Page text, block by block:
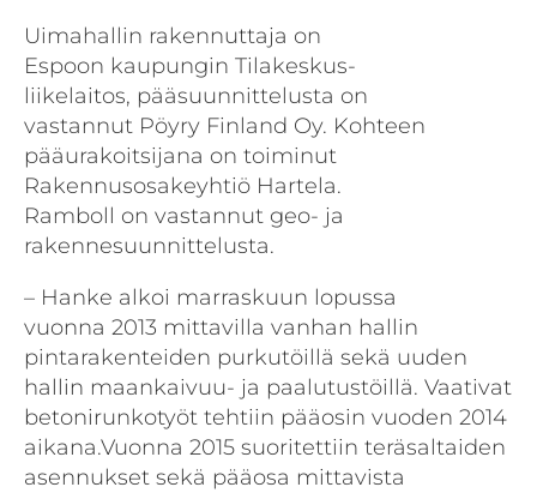
Uimahallin rakennuttaja on
Espoon kaupungin Tilakeskus-
liikelaitos, pääsuunnittelusta on
vastannut Pöyry Finland Oy. Kohteen
pääurakoitsijana on toiminut
Rakennusosakeyhtiö Hartela.
Ramboll on vastannut geo- ja
rakennesuunnittelusta.
– Hanke alkoi marraskuun lopussa
vuonna 2013 mittavilla vanhan hallin
pintarakenteiden purkutöillä sekä uuden
hallin maankaivuu- ja paalutustöillä. Vaativat
betonirunkotyöt tehtiin pääosin vuoden 2014
aikana.Vuonna 2015 suoritettiin teräsaltaiden
asennukset sekä pääosa mittavista